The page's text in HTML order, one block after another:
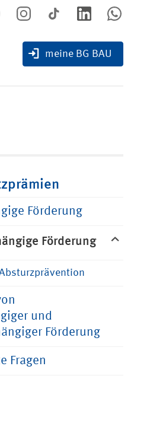
meine BG BAU
Förderung
Förderung
und
Förderung
Fragen